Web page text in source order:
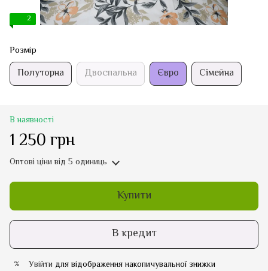
2
Розмір
Полуторна Двоспальна Євро Сімейна
В наявності
1 250 грн
Оптові ціни від 5 одиниць
Купити
В кредит
% Увійти для відображення накопичувальної знижки